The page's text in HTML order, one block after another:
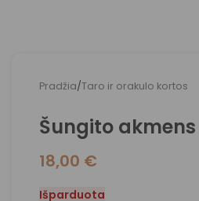
Pradžia/Taro ir orakulo kortos
Šungito
18,00 €
Išparduota